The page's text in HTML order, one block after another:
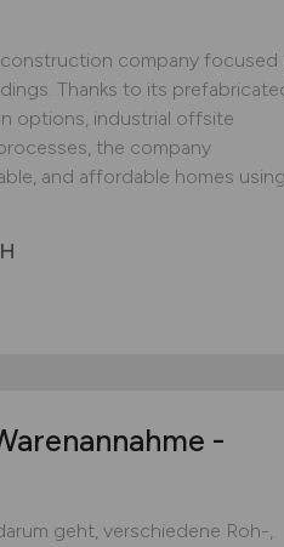
company focused
Thanks to its
options, industrial offsite
the company
and affordable homes using
-
geht, verschiedene Roh-,